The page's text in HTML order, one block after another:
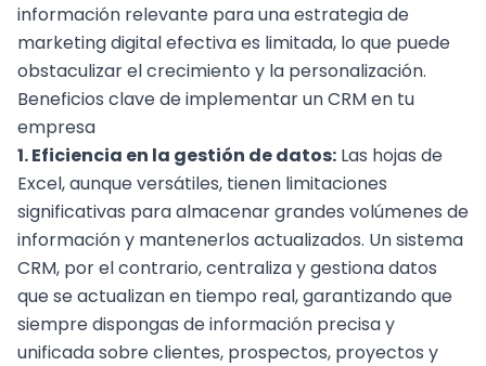
información relevante para unaestrategia de
marketing digitalefectiva es limitada, lo que puede
obstaculizar el crecimiento y la personalización.
Beneficios clave de implementar un CRM en tu
empresa
1. Eficiencia en la gestión de datos: Las hojas de
Excel, aunque versátiles, tienen limitaciones
significativas para almacenar grandes volúmenes de
información y mantenerlos actualizados. Un sistema
CRM, por el contrario, centraliza y gestiona datos
que se actualizan en tiempo real, garantizando que
siempre dispongas de información precisa y
unificada sobre clientes, prospectos, proyectos y